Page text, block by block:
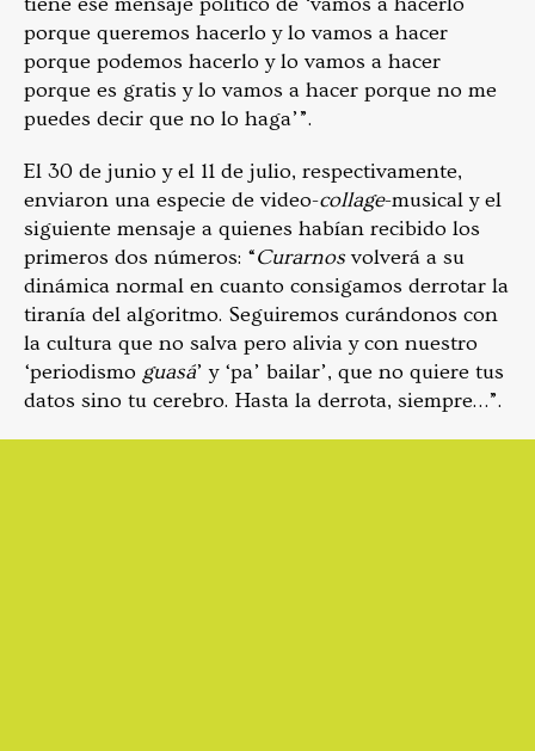
porque queremos hacerlo y lo vamos a hacer
porque podemos hacerlo y lo vamos a hacer
porque es gratis y lo vamos a hacer porque no me
puedes decir que no lo haga’”.
El 30 de junio y el 11 de julio, respectivamente,
enviaron una especie de video-collage-musical y el
siguiente mensaje a quienes habían recibido los
primeros dos números: “Curarnos volverá a su
dinámica normal en cuanto consigamos derrotar la
tiranía del algoritmo. Seguiremos curándonos con
la cultura que no salva pero alivia y con nuestro
‘periodismo guasá’ y ‘pa’ bailar’, que no quiere tus
datos sino tu cerebro. Hasta la derrota, siempre…”.